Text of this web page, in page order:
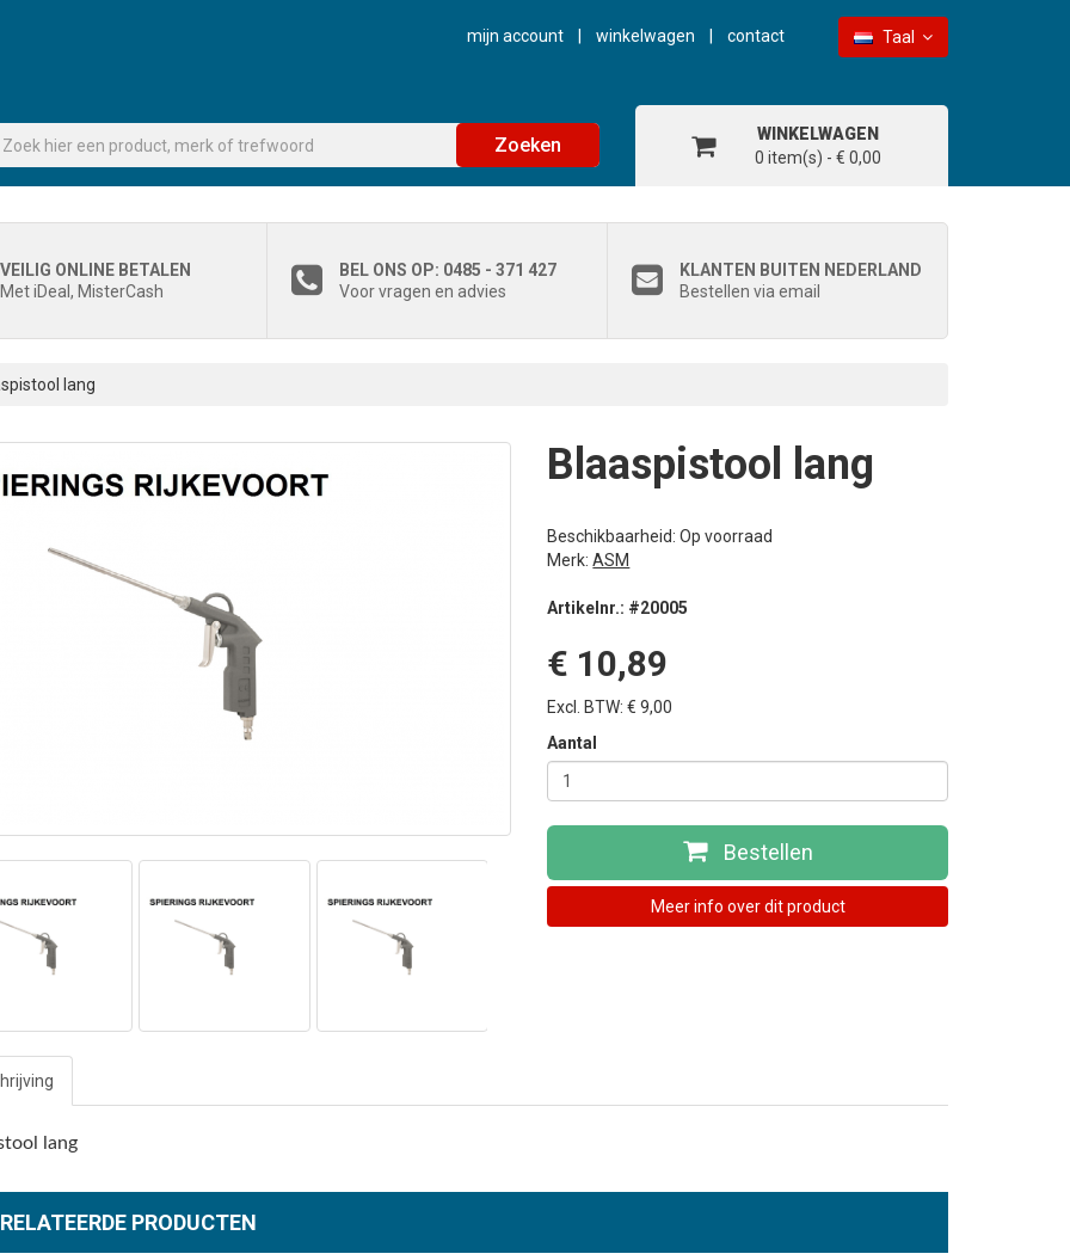
mijn account winkelwagen contact Taal
Zoeken
WINKELWAGEN
0 item(s) - € 0,00
VEILIG ONLINE BETALEN
Met iDeal, MisterCash
BEL ONS OP: 0485 - 371 427
Voor vragen en advies
KLANTEN BUITEN NEDERLAND
Bestellen via email
lang
Blaaspistool lang
Beschikbaarheid: Op voorraad
Merk:ASM
Artikelnr.: #20005
€ 10,89
Excl. BTW: € 9,00
Aantal
Bestellen
Meer info over dit product
lang
PRODUCTEN